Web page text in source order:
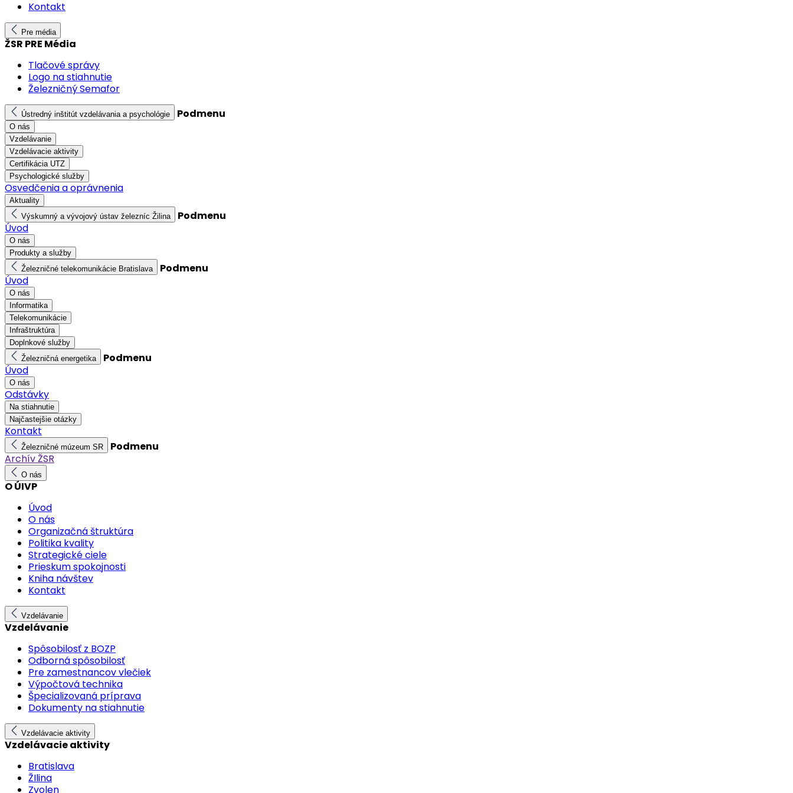
Kontakt
Pre média
ŽSR PRE Média
Tlačové správy
Logo na stiahnutie
Železničný Semafor
Ústredný inštitút vzdelávania a psychológie Podmenu
O nás
Vzdelávanie
Vzdelávacie aktivity
Certifikácia UTZ
Psychologické služby
Osvedčenia a oprávnenia
Aktuality
Výskumný a vývojový ústav železníc Žilina
Podmenu
Úvod
O nás
Produkty a služby
Železničné telekomunikácie Bratislava
Podmenu
Úvod
O nás
Informatika
Telekomunikácie
Infraštruktúra
Doplnkové služby
Železničná energetika
Podmenu
Úvod
O nás
Odstávky
Na stiahnutie
Najčastejšie otázky
Kontakt
Železničné múzeum SR
Podmenu
Archív ŽSR
O nás
O ÚIVP
Úvod
O nás
Organizačná štruktúra
Politika kvality
Strategické ciele
Prieskum spokojnosti
Kniha návštev
Kontakt
Vzdelávanie
Vzdelávanie
Spôsobilosť z BOZP
Odborná spôsobilosť
Pre zamestnancov vlečiek
Výpočtová technika
Špecializovaná príprava
Dokumenty na stiahnutie
Vzdelávacie aktivity
Vzdelávacie aktivity
Bratislava
ŽIlina
Zvolen